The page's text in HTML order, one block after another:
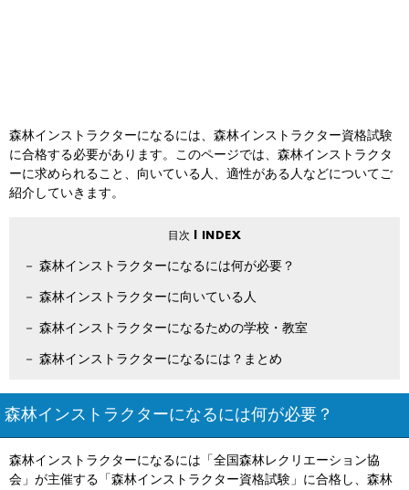
森林インストラクターになるには、森林インストラクター資格試験
に合格する必要があります。このページでは、森林インストラクタ
ーに求められること、向いている人、適性がある人などについてご
紹介していきます。
森林インストラクターになるには何が必要？
森林インストラクターに向いている人
森林インストラクターになるための学校・教室
森林インストラクターになるには？まとめ
森林インストラクターになるには何が必要？
森林インストラクターになるには「全国森林レクリエーション協
会」が主催する「森林インストラクター資格試験」に合格し、森林